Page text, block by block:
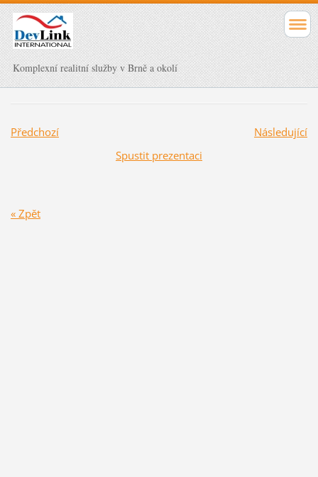
Komplexní realitní služby v Brně a okolí
Předchozí
Následující
Spustit prezentaci
« Zpět